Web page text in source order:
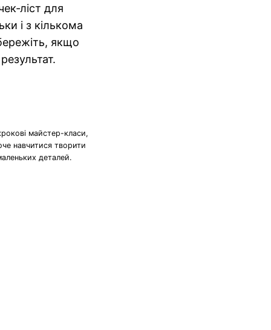
для
і з кількома
якщо
майстер-класи,
навчитися творити
деталей.